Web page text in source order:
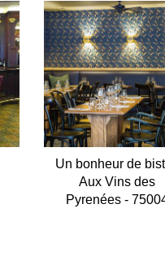
Un bonheur de
Aux Vins des
Pyrenées -